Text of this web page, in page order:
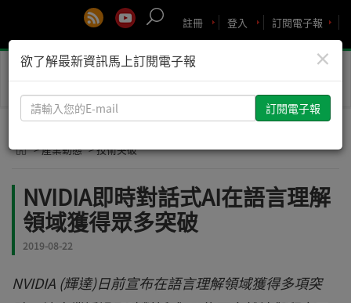
訂閱電子報
登入
註冊
Toggle
> 產業動態 > 技術突破
NVIDIA即時對話式AI在語言理解
領域獲得眾多突破
2019-08-22
NVIDIA (輝達)日前宣布在語言理解領域獲得多項突
×
欲了解最新資訊馬上訂閱電子報
請
輸
您
E-
mail